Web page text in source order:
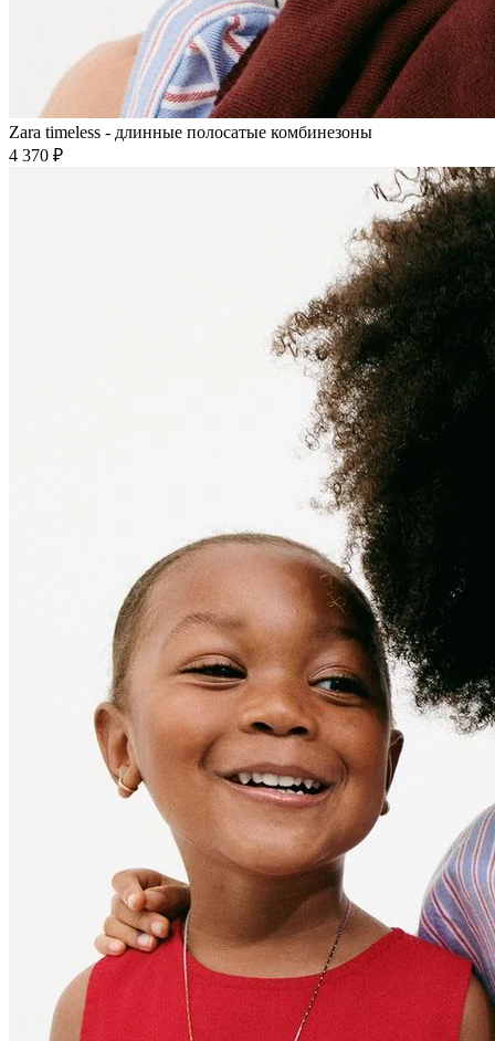
Zara timeless - длинные полосатые комбинезоны
4 370 ₽